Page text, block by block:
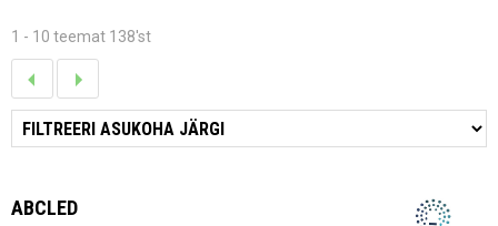
1 - 10 teemat 138'st
ABCLED